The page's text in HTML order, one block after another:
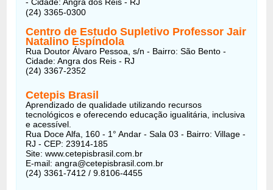
(24) 3365-0300
Centro de Estudo Supletivo Professor Jair
Natalino Espíndola
Rua Doutor Álvaro Pessoa, s/n - Bairro: São Bento -
Cidade: Angra dos Reis - RJ
(24) 3367-2352
Cetepis Brasil
Aprendizado de qualidade utilizando recursos
tecnológicos e oferecendo educação igualitária, inclusiva
e acessível.
Rua Doce Alfa, 160 - 1° Andar - Sala 03 - Bairro: Village -
RJ - CEP: 23914-185
Site: www.cetepisbrasil.com.br
E-mail: angra@cetepisbrasil.com.br
(24) 3361-7412 / 9.8106-4455